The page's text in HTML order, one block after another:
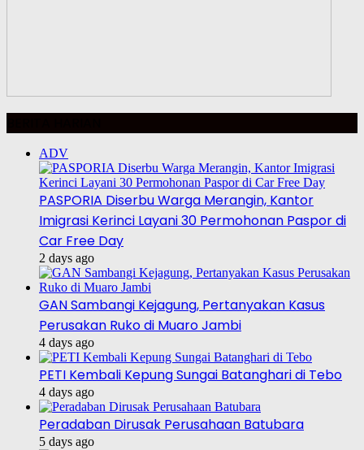
ADV
PASPORIA Diserbu Warga Merangin, Kantor
Imigrasi Kerinci Layani 30 Permohonan Paspor di
Car Free Day
2 days ago
GAN Sambangi Kejagung, Pertanyakan Kasus
Perusakan Ruko di Muaro Jambi
4 days ago
PETI Kembali Kepung Sungai Batanghari di Tebo
4 days ago
Peradaban Dirusak Perusahaan Batubara
5 days ago